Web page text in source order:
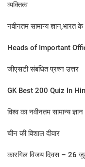
व्यक्तित्व
नवीनतम सामान्य ज्ञान,भारत के
Heads of Important
जीएसटी संबंधित प्रश्न उत्तर
GK Best 200 Quiz In
विश्व का नवीनतम सामान्य ज्ञान
चीन की विशाल दीवार
कारगिल विजय दिवस – 26